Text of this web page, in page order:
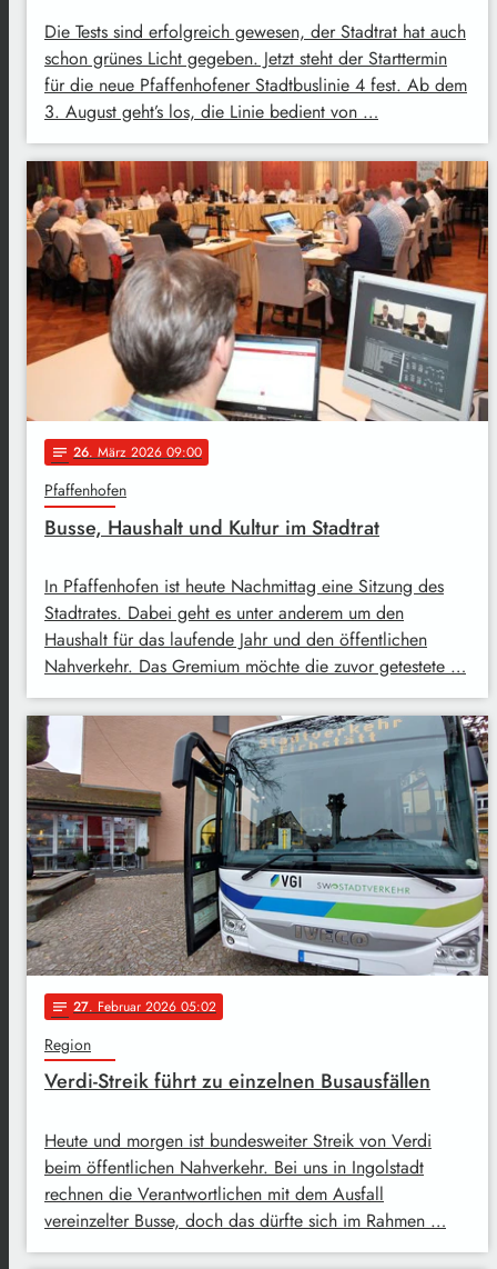
Die Tests sind erfolgreich gewesen, der Stadtrat hat auch
schon grünes Licht gegeben. Jetzt steht der Starttermin
für die neue Pfaffenhofener Stadtbuslinie 4 fest. Ab dem
3. August geht’s los, die Linie bedient von …
notes 26. März 2026 09:00
Pfaffenhofen
Busse, Haushalt und Kultur im Stadtrat
In Pfaffenhofen ist heute Nachmittag eine Sitzung des
Stadtrates. Dabei geht es unter anderem um den
Haushalt für das laufende Jahr und den öffentlichen
Nahverkehr. Das Gremium möchte die zuvor getestete …
notes 27. Februar 2026 05:02
Region
Verdi-Streik führt zu einzelnen Busausfällen
Heute und morgen ist bundesweiter Streik von Verdi
beim öffentlichen Nahverkehr. Bei uns in Ingolstadt
rechnen die Verantwortlichen mit dem Ausfall
vereinzelter Busse, doch das dürfte sich im Rahmen …